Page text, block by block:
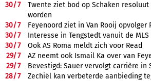
30/7
Twente ziet bod op Schaken
worden
30/7
Feyenoord ziet in Van Rooij opvolger
30/7
Interesse in Tengstedt vanuit de MLS
30/7
Ook AS Roma meldt zich voor Read
29/7
AZ neemt ook Ismail Ka over van
29/7
Bevestigd: Sauer vervolgt carrière in
28/7
Zechiël kan verbeterde aanbieding